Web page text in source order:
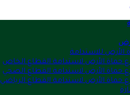
الأرض للاستدامة
حماة الأرض لاستدامة القطاع الخاص
حماة الأرض لاستدامة القطاع الصحي
حماة الأرض لاستدامة القطاع الرياضي